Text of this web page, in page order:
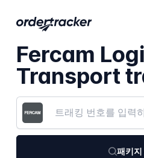
Fercam
Transport
패키지